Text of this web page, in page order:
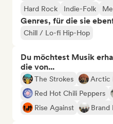
Hard Rock
Indie-Folk
Genres, für die sie
Chill / Lo-fi Hip-Hop
Du möchtest Musik
die von...
The Strokes Arctic
Red Hot Chili Peppers
Rise Against
Brand